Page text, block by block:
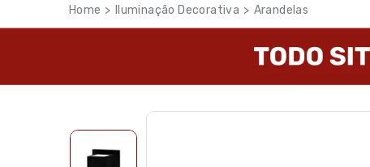
Iluminação Decorativa Arandelas